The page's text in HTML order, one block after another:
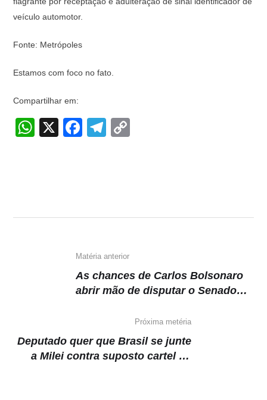
veículo automotor.
Fonte: Metrópoles
Estamos com foco no fato.
Compartilhar em:
W
p
X
F
o
k
T
m n
Matéria anterior
As chances de Carlos Bolsonaro
abrir mão de disputar o Senado
Próxima metéria
Deputado quer que Brasil se junte
a Milei contra suposto cartel de